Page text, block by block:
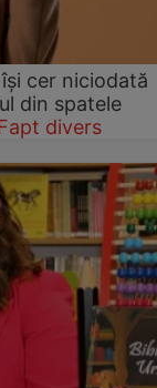
cer niciodată
din spatele
divers